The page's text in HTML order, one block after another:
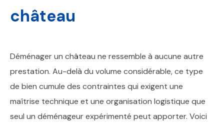
château
Déménager un château ne ressemble à aucune autre
prestation. Au-delà du volume considérable, ce type
de bien cumule des contraintes qui exigent une
maîtrise technique et une organisation logistique que
seul un déménageur expérimenté peut apporter. Voici